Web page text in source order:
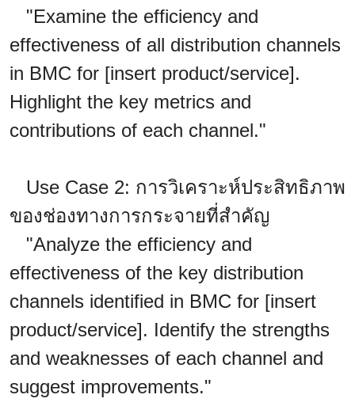
"Examine the efficiency and
effectiveness of all distribution channels
in BMC for [insert product/service].
Highlight the key metrics and
contributions of each channel."
Use Case 2: การวิเคราะห์ประสิทธิภาพ
ของช่องทางการกระจายที่สำคัญ
"Analyze the efficiency and
effectiveness of the key distribution
channels identified in BMC for [insert
product/service]. Identify the strengths
and weaknesses of each channel and
suggest improvements."